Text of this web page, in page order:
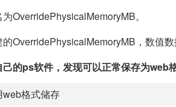
OverridePhysicalMemoryMB。
OverridePhysicalMemoryMB，数值数
的ps软件，发现可以正常保存为web格
格式储存